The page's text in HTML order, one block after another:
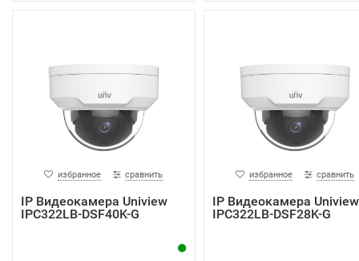
избранное сравнить
IP Видеокамера Uniview
IPC322LB-DSF40K-G
избранное сравнить
IP Видеокамера Uniview
IPC322LB-DSF28K-G